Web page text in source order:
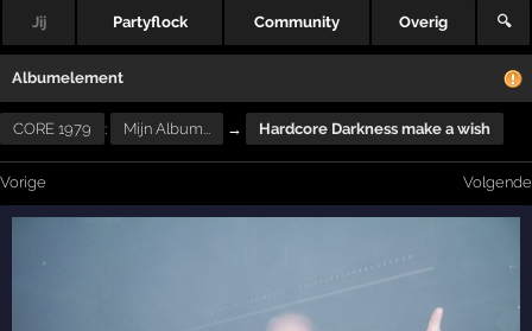
Jij Partyflock Community Overig 🔍
Albumelement
CORE 1979 : Mijn Album... → Hardcore Darkness make a wish
Vorige Volgende